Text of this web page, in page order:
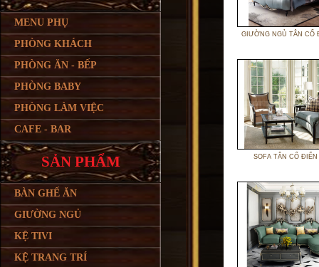
MENU PHỤ
PHÒNG KHÁCH
PHÒNG ĂN - BẾP
PHÒNG BABY
PHÒNG LÀM VIỆC
CAFE - BAR
SẢN PHẨM
BÀN GHẾ ĂN
GIƯỜNG NGỦ
KỆ TIVI
KỆ TRANG TRÍ
GIƯỜNG NGỦ TÂN CỔ
SOFA TÂN CỔ ĐIỂN